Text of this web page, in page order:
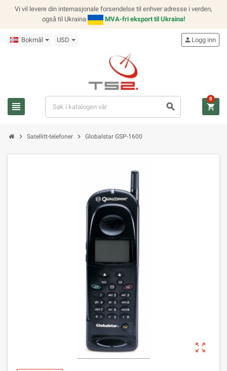
Vi vil levere din internasjonale forsendelse til enhver adresse i verden,
også til Ukraina
MVA-fri eksport til Ukraina!
Bokmål USD
view_headline search
person Logg inn
shopping_cart
0
chevron_right Satellitt-telefoner chevron_right Globalstar GSP-1600
zoom_out_map